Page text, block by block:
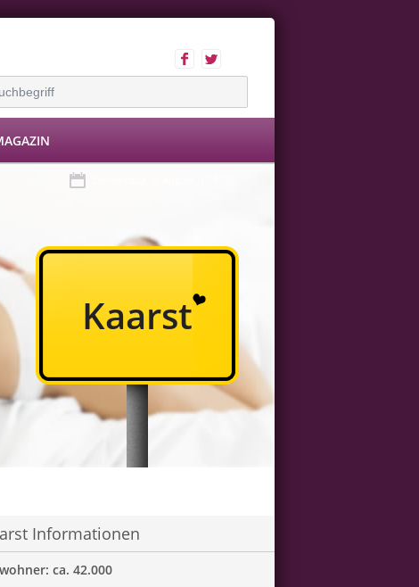
Kaarst
Informationen
ca. 42.000